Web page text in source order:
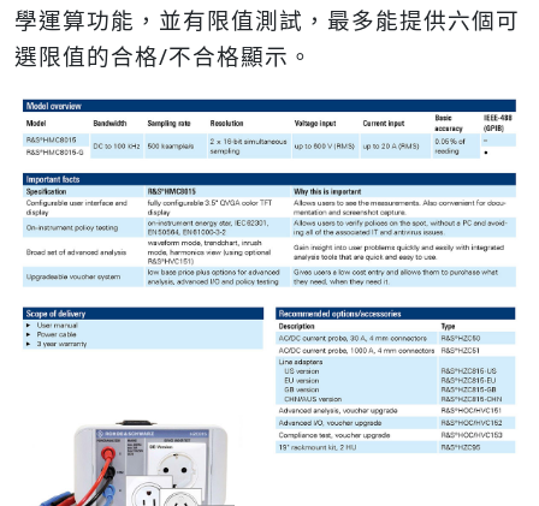
學運算功能，並有限值測試，最多能提供六個可
選限值的合格/不合格顯示。